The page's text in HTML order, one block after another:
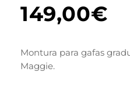
149,00€
Montura para gafas
Maggie.